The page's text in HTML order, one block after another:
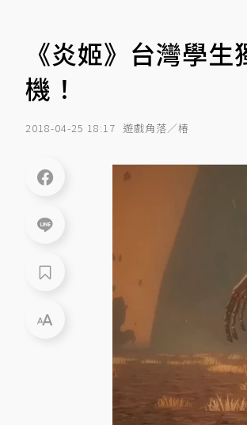
《炎姬》台灣學
機！
2018-04-25 18:17 遊戲角落／椿